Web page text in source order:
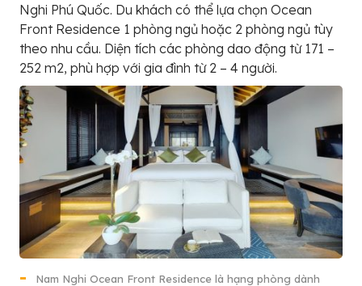
Nghi Phú Quốc. Du khách có thể lựa chọn Ocean
Front Residence 1 phòng ngủ hoặc 2 phòng ngủ tùy
theo nhu cầu. Diện tích các phòng dao động từ 171 –
252 m2, phù hợp với gia đình từ 2 – 4 người.
Nam Nghi Ocean Front Residence là hạng phòng dành